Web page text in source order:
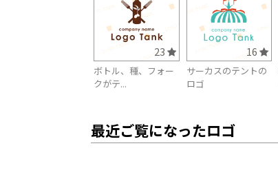
23
ボトル、種、フォー
クがテ...
16
サーカスのテントの
ロゴ
最近ご覧になったロゴ